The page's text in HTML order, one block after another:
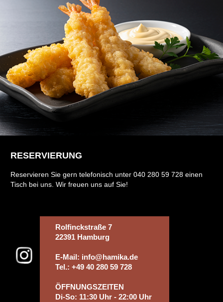
RESERVIERUNG
Reservieren Sie gern telefonisch unter 040 280 59 728 einen
Tisch bei uns. Wir freuen uns auf Sie!
Rolfinckstraße 7
22391 Hamburg
E-Mail: info@hamika.de
Tel.: +49 40 280 59 728
ÖFFNUNGSZEITEN
Di-So: 11:30 Uhr - 22:00 Uhr